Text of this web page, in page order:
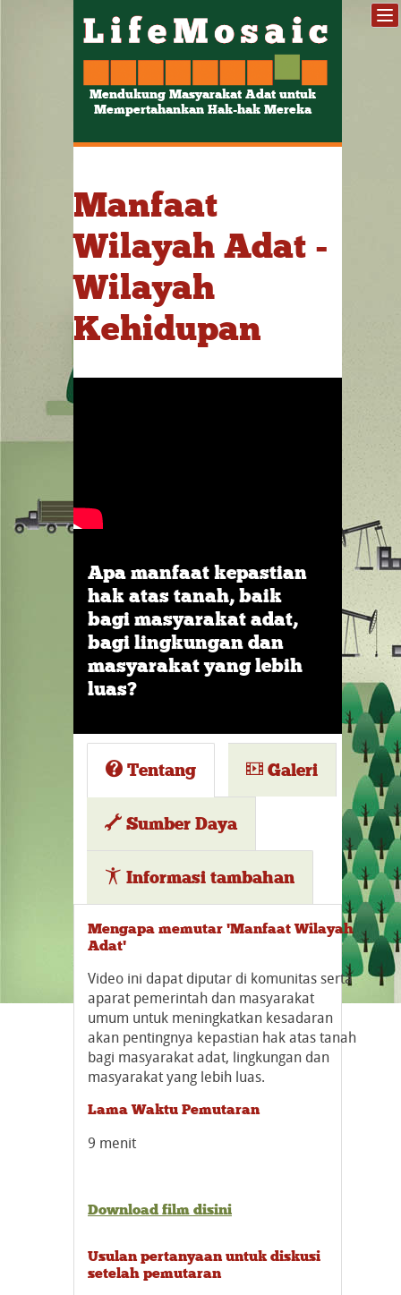
Mendukung Masyarakat Adat untuk
Mempertahankan Hak-hak Mereka
Manfaat
Wilayah Adat -
Wilayah
Kehidupan
Apa manfaat kepastian
hak atas tanah, baik
bagi masyarakat adat,
bagi lingkungan dan
masyarakat yang lebih
luas?
Tentang Galeri
Sumber Daya
Informasi tambahan
Mengapa memutar 'Manfaat Wilayah
Adat'
Video ini dapat diputar di komunitas serta
aparat pemerintah dan masyarakat
umum untuk meningkatkan kesadaran
akan pentingnya kepastian hak atas tanah
bagi masyarakat adat, lingkungan dan
masyarakat yang lebih luas.
Lama Waktu Pemutaran
9 menit
Download film disini
Usulan pertanyaan untuk diskusi
setelah pemutaran